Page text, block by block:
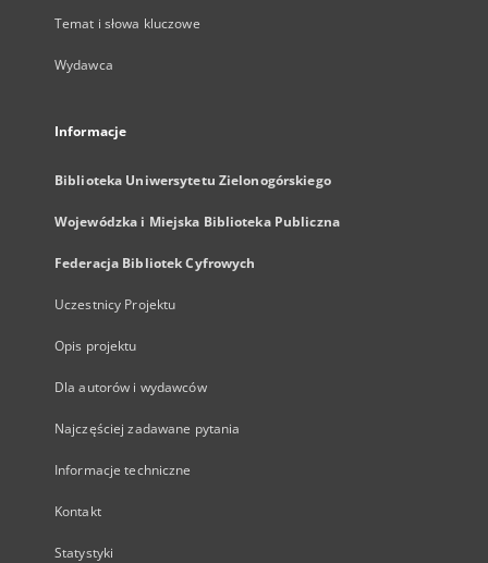
Temat i słowa kluczowe
Wydawca
Informacje
Biblioteka Uniwersytetu Zielonogórskiego
Wojewódzka i Miejska Biblioteka Publiczna
Federacja Bibliotek Cyfrowych
Uczestnicy Projektu
Opis projektu
Dla autorów i wydawców
Najczęściej zadawane pytania
Informacje techniczne
Kontakt
Statystyki